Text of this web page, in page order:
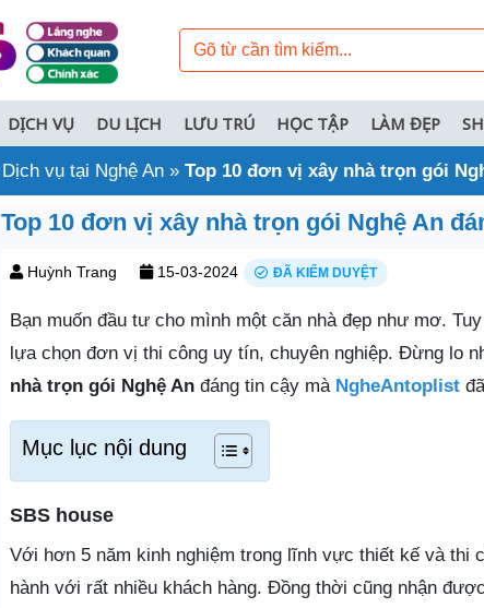
DỊCH VỤ DU LỊCH LƯU TRÚ HỌC TẬP LÀM ĐẸP
Dịch vụ tại Nghệ An » Top 10 đơn vị xây nhà trọn gói
Top 10 đơn vị xây nhà trọn gói Nghệ An
Huỳnh Trang 15-03-2024 ĐÃ KIỂM DUYỆT
Bạn muốn đầu tư cho mình một căn nhà đẹp như mơ.
lựa chọn đơn vị thi công uy tín, chuyên nghiệp. Đừng lo
nhà trọn gói Nghệ An đáng tin cậy mà NgheAntoplist
Mục lục nội dung
SBS house
Với hơn 5 năm kinh nghiệm trong lĩnh vực thiết kế và thi
hành với rất nhiều khách hàng. Đồng thời cũng nhận